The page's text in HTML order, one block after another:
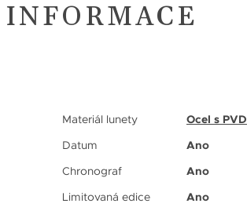
Materiál lunety
Ocel s PVD
Datum
Ano
Chronograf
Ano
Limitovaná edice
Ano